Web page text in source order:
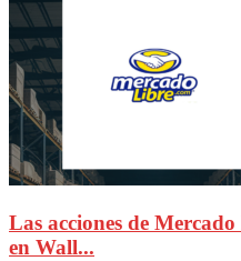
Las acciones de
en Wall...